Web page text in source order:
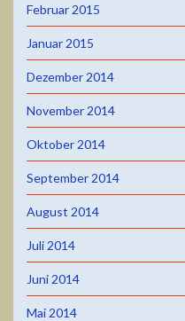
Februar 2015
Januar 2015
Dezember 2014
November 2014
Oktober 2014
September 2014
August 2014
Juli 2014
Juni 2014
Mai 2014